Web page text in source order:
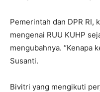
Pemerintah dan DPR RI,
mengenai RUU KUHP
mengubahnya. “Kenapa
Susanti.
Bivitri yang mengikuti